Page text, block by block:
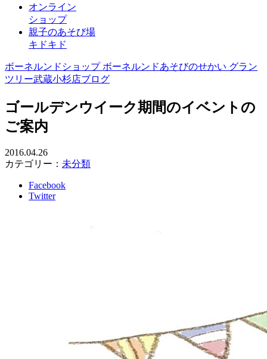
オンライン
ショップ
親子のあそび場
キドキド
ボーネルンドショップ ボーネルンドあそびのせかい グラン
ツリー武蔵小杉店ブログ
ゴールデンウイーク期間のイベントの
ご案内
2016.04.26
カテゴリー： 未分類
Facebook
Twitter